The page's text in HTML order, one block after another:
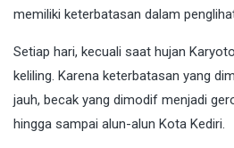
memiliki keterbatasan dalam
Setiap hari, kecuali saat hujan
keliling. Karena keterbatasan yang
jauh, becak yang dimodif menjadi
hingga sampai alun-alun Kota Kediri.